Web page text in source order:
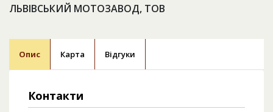
ЛЬВІВСЬКИЙ МОТОЗАВОД, ТОВ
Опис Карта Відгуки
Контакти